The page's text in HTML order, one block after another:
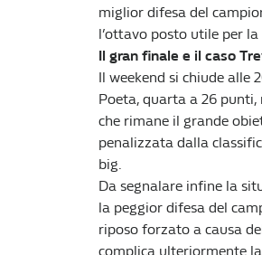
miglior difesa del
l’ottavo posto utile per
Il gran finale e il caso
Il weekend si chiude alle
Poeta, quarta a 26
che rimane il grande
penalizzata dalla
big.
Da segnalare infine la
la peggior difesa del
riposo forzato a causa
complica ulteriormente